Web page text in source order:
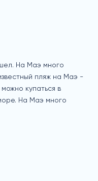
На Маэ много
пляж на Маэ -
купаться в
На Маэ много